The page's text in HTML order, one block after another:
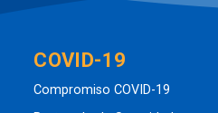
COVID-19
Compromiso COVID-19